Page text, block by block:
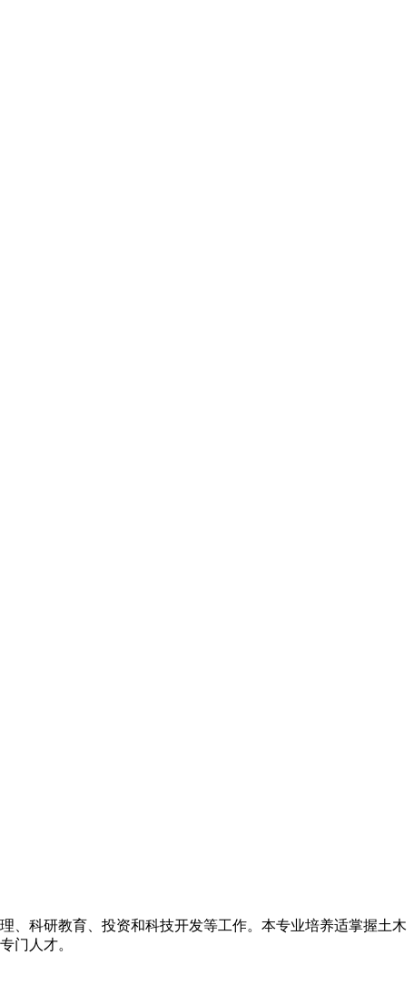
、科研教育、投资和科技开发等工作。本专业培养适掌握土木
门人才。